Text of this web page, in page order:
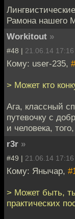
Рамона нашего
Workitout »
#48 | 21.06.14 17:16
Кому: user-235,
> Может кто
Ага, классный
путевочку с
и человека,
r3r »
#49 | 21.06.14 17:16
Кому: Янычар,
> Может быть,
практических